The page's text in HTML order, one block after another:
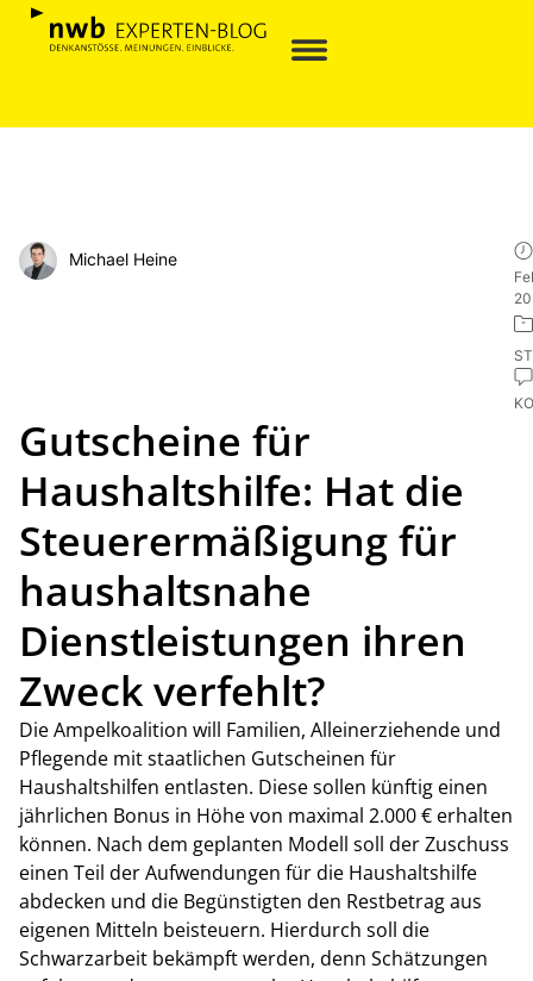
Michael Heine
Gutscheine für
Haushaltshilfe: Hat die
Steuerermäßigung für
haushaltsnahe
Dienstleistungen ihren
Zweck verfehlt?
Die Ampelkoalition will Familien, Alleinerziehende und
Pflegende mit staatlichen Gutscheinen für
Haushaltshilfen entlasten. Diese sollen künftig einen
jährlichen Bonus in Höhe von maximal 2.000 € erhalten
können. Nach dem geplanten Modell soll der Zuschuss
einen Teil der Aufwendungen für die Haushaltshilfe
abdecken und die Begünstigten den Restbetrag aus
eigenen Mitteln beisteuern. Hierdurch soll die
Schwarzarbeit bekämpft werden, denn Schätzungen